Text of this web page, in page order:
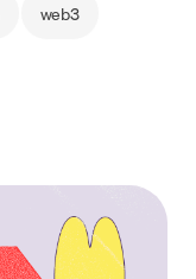
web3